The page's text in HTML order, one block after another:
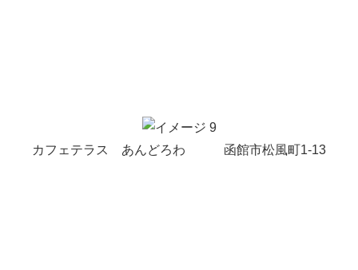
カフェテラス あんどろわ 函館市松風町1-13